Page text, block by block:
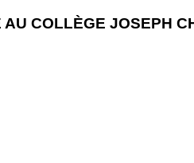
AU COLLÈGE JOSEPH